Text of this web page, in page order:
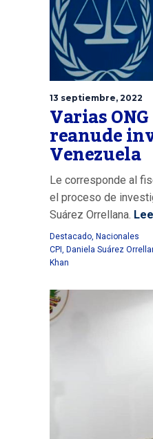
13 septiembre, 2022
Varias
reanude
Venezuela
Le corresponde al
el proceso de
Suárez Orrellana.
Destacado Nacionales
CPI Daniela Suárez
Khan